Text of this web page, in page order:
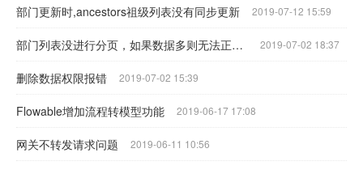
部门更新时,ancestors祖级列表没有同步更新 2019-07-12 15:59
部门列表没进行分页，如果数据多则无法正常加载。 2019-07-02 18:37
删除数据权限报错 2019-07-02 15:39
Flowable增加流程转模型功能 2019-06-17 17:08
网关不转发请求问题 2019-06-11 10:56